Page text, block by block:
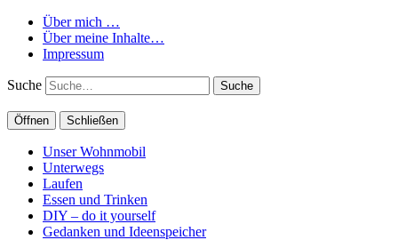
Über mich …
Über meine Inhalte…
Impressum
Suche
Öffnen Schließen
Unser Wohnmobil
Unterwegs
Laufen
Essen und Trinken
DIY – do it yourself
Gedanken und Ideenspeicher